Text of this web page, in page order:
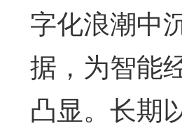
字化浪潮中
据，为智能
凸显。长期